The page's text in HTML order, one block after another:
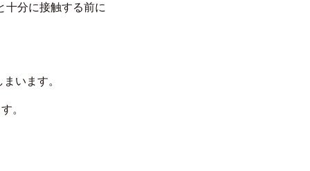
十分に接触する前に
います。
。